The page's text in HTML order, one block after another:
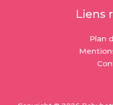
Liens
Plan